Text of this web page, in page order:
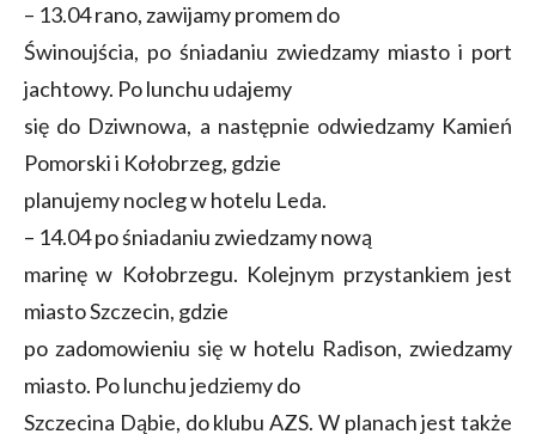
– 13.04 rano, zawijamy promem do
Świnoujścia, po śniadaniu zwiedzamy miasto i port
jachtowy. Po lunchu udajemy
się do Dziwnowa, a następnie odwiedzamy Kamień
Pomorski i Kołobrzeg, gdzie
planujemy nocleg w hotelu Leda.
– 14.04 po śniadaniu zwiedzamy nową
marinę w Kołobrzegu. Kolejnym przystankiem jest
miasto Szczecin, gdzie
po zadomowieniu się w hotelu Radison, zwiedzamy
miasto. Po lunchu jedziemy do
Szczecina Dąbie, do klubu AZS. W planach jest także